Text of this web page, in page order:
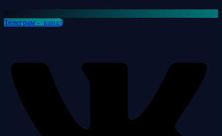
Телеграм - канал